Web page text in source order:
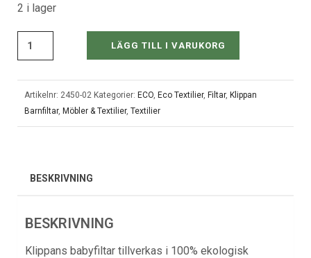
2 i lager
LÄGG TILL I VARUKORG
Artikelnr: 2450-02 Kategorier: ECO Eco Textilier, Filtar, Klippan
Barnfiltar, Möbler & Textilier, Textilier
BESKRIVNING
BESKRIVNING
Klippans babyfiltar tillverkas i 100% ekologisk